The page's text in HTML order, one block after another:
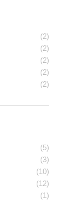
(2)
(2)
(2)
(2)
(2)
(5)
(3)
(10)
(12)
(1)